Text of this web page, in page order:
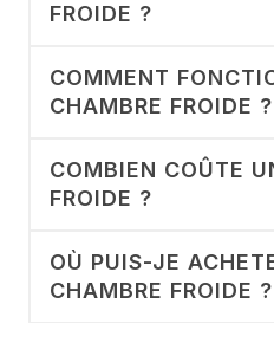
FROIDE ?
COMMENT
CHAMBRE FROIDE ?
COMBIEN COÛTE
FROIDE ?
OÙ PUIS-JE
CHAMBRE FROIDE ?